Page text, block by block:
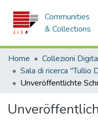
Communities
& Collections
Home
Unveröffentlichte